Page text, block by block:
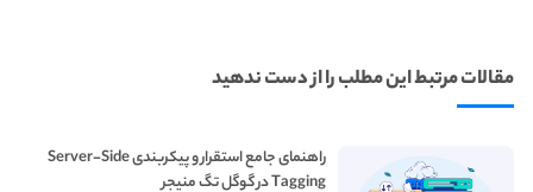
مقالات مرتبط این مطلب را از دست ندهید
راهنمای جامع استقرار و پیکربندی Server-Side
Tagging در گوگل تگ منیجر